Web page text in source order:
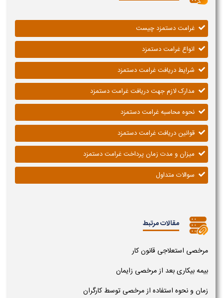
غرامت دستمزد چیست
انواع غرامت دستمزد
شرایط دریافت غرامت دستمزد
مدارک لازم جهت دریافت غرامت دستمزد
نحوه محاسبه غرامت دستمزد
قوانین دریافت غرامت دستمزد
میزان و مدت زمان پرداخت غرامت دستمزد
سوالات متداول
مقالات مرتبط
مرخصی استعلاجی قانون کار
بیمه بیکاری بعد از مرخصی زایمان
زمان و نحوه استفاده از مرخصی توسط کارگران